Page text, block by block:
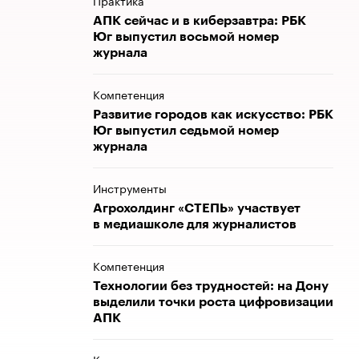
АПК сейчас и в киберзавтра: РБК
Юг выпустил восьмой номер
журнала
Компетенция
Развитие городов как искусство: РБК
Юг выпустил седьмой номер
журнала
Инструменты
Агрохолдинг «СТЕПЬ» участвует
в медиашколе для журналистов
Компетенция
Технологии без трудностей: на Дону
выделили точки роста цифровизации
АПК